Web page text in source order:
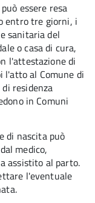
essere resa
entro tre giorni, i
sanitaria del
o casa di cura,
l'attestazione di
l'atto al Comune di
residenza
in Comuni
di nascita può
medico,
assistito al parto.
l'eventuale